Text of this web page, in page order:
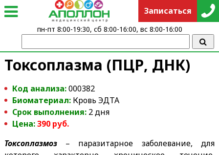
Токсоплазма (ПЦР, ДНК)
Код анализа:000382
Биоматериал: Кровь ЭДТА
Срок выполнения:2 дня
Цена:390 руб.
Токсоплазмоз– паразитарное заболевание, для
Записаться
пн-пт 8:00-19:30, сб 8:00-16:00, вс 8:00-16:00